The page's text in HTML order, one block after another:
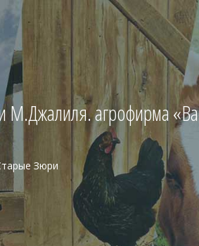
агрофирма
Зюри